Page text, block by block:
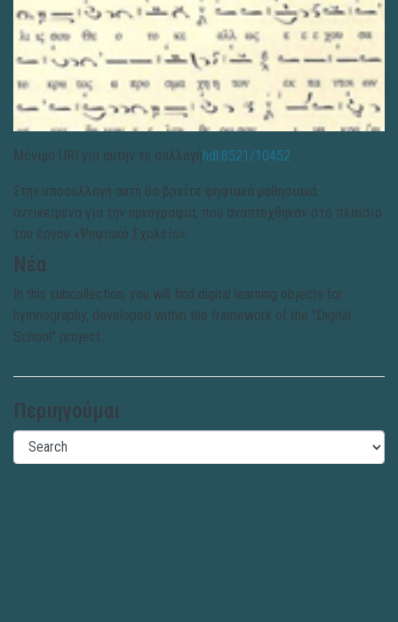
Μόνιμο URI για αυτήν τη συλλογήhdl:8521/10452
Στην υποσυλλογή αυτή θα βρείτε ψηφιακά μαθησιακά
αντικείμενα για την υμνογραφία, που αναπτύχθηκαν στο πλαίσιο
του έργου «Ψηφιακό Σχολείο».
Νέα
In this subcollection, you will find digital learning objects for
hymnography, developed within the framework of the "Digital
School" project.
Περιηγούμαι